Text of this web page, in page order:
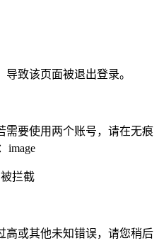
致该页面被退出登录。
需要使用两个账号，请在无痕
image
拦截
高或其他未知错误，请您稍后